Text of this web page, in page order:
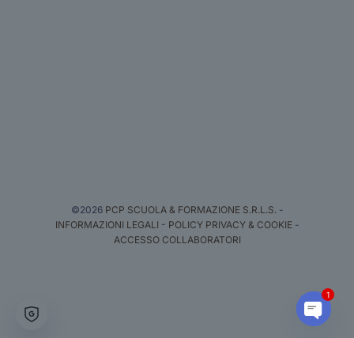
©2026 PCP SCUOLA & FORMAZIONE S.R.L.S.-
INFORMAZIONI LEGALI - POLICY PRIVACY & COOKIE-
ACCESSO COLLABORATORI
1